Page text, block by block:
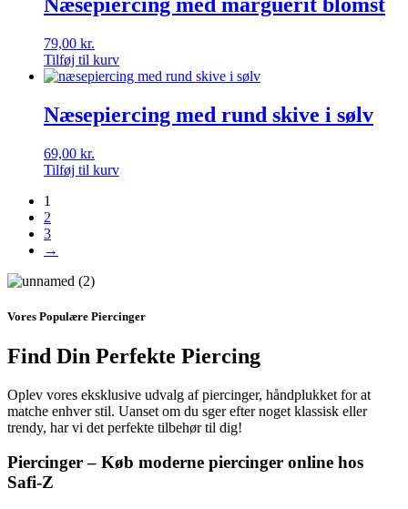
79,00 kr.
Tilføj til kurv
Næsepiercing med rund skive i sølv
69,00 kr.
Tilføj til kurv
1
2
3
→
Vores Populære Piercinger
Find Din Perfekte Piercing
Oplev vores eksklusive udvalg af piercinger, håndplukket for at
matche enhver stil. Uanset om du sger efter noget klassisk eller
trendy, har vi det perfekte tilbehør til dig!
Piercinger – Køb moderne piercinger online hos
Safi-Z